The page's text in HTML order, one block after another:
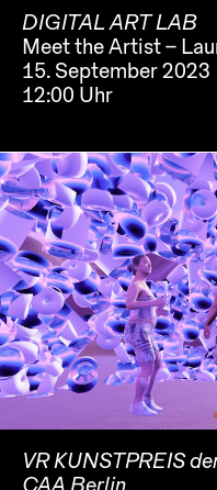
DIGITAL ART LAB
Meet the Artist –
15. September 2023
12:00 Uhr
VR KUNSTPREIS
CAA Berlin